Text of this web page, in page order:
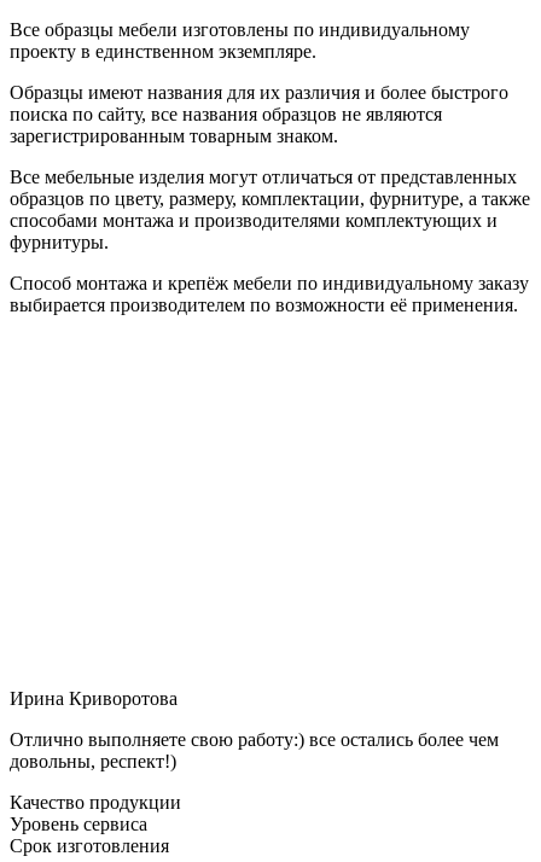
Все образцы мебели изготовлены по индивидуальному
проекту в единственном экземпляре.
Образцы имеют названия для их различия и более быстрого
поиска по сайту, все названия образцов не являются
зарегистрированным товарным знаком.
Все мебельные изделия могут отличаться от представленных
образцов по цвету, размеру, комплектации, фурнитуре, а также
способами монтажа и производителями комплектующих и
фурнитуры.
Способ монтажа и крепёж мебели по индивидуальному заказу
выбирается производителем по возможности её применения.
Ирина Криворотова
Отлично выполняете свою работу:) все остались более чем
довольны, респект!)
Качество продукции
Уровень сервиса
Срок изготовления